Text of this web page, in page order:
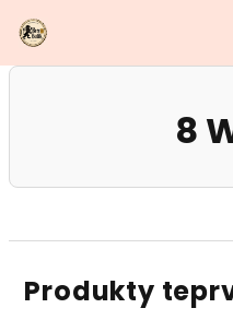
na
obsah
8
Produkty